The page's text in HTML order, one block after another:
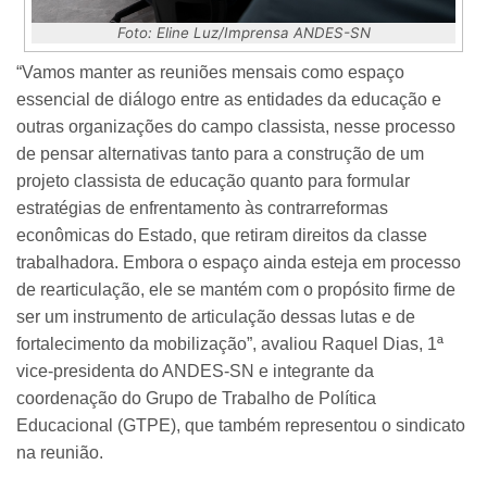
Foto: Eline Luz/Imprensa ANDES-SN
“Vamos manter as reuniões mensais como espaço
essencial de diálogo entre as entidades da educação e
outras organizações do campo classista, nesse processo
de pensar alternativas tanto para a construção de um
projeto classista de educação quanto para formular
estratégias de enfrentamento às contrarreformas
econômicas do Estado, que retiram direitos da classe
trabalhadora. Embora o espaço ainda esteja em processo
de rearticulação, ele se mantém com o propósito firme de
ser um instrumento de articulação dessas lutas e de
fortalecimento da mobilização”, avaliou Raquel Dias, 1ª
vice-presidenta do ANDES-SN e integrante da
coordenação do Grupo de Trabalho de Política
Educacional (GTPE), que também representou o sindicato
na reunião.